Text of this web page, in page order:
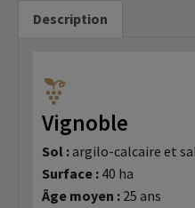
Description
Vignoble
Sol :argilo-calcaire et
Surface : 40 ha
Âge moyen : 25 ans